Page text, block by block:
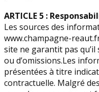
ARTICLE 5 :
Les sources des
www.champagne-
site ne garantit pas
ou d’omissions.Les
présentées à titre
contractuelle. Malgré